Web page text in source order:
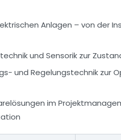
Anlagen – von der
und Sensorik zur
und Regelungstechnik zur
im